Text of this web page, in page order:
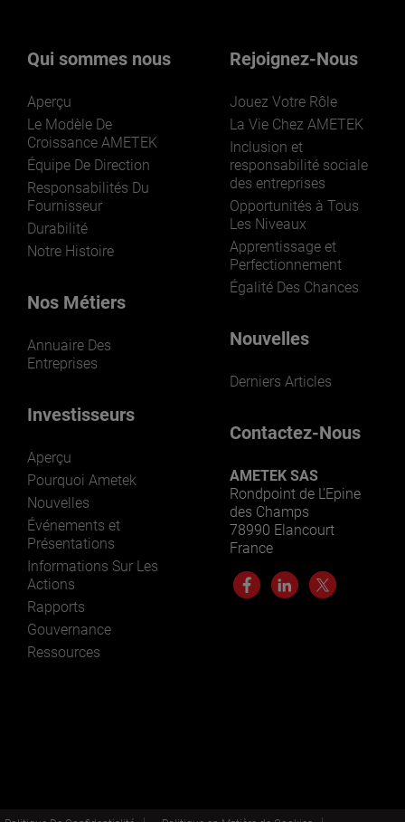
Qui sommes nous
Aperçu
Le Modèle De
Croissance AMETEK
Équipe De Direction
Responsabilités Du
Fournisseur
Durabilité
Notre Histoire
Nos Métiers
Annuaire Des
Entreprises
Investisseurs
Aperçu
Pourquoi Ametek
Nouvelles
Événements et
Présentations
Informations Sur Les
Actions
Rapports
Gouvernance
Ressources
Rejoignez-Nous
Jouez Votre Rôle
La Vie Chez AMETEK
Inclusion et
responsabilité sociale
des entreprises
Opportunités à Tous
Les Niveaux
Apprentissage et
Perfectionnement
Égalité Des Chances
Nouvelles
Derniers Articles
Contactez-Nous
AMETEK SAS
Rondpoint de L’Epine
des Champs
78990 Elancourt
France